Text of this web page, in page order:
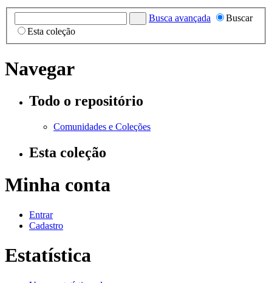
Busca avançada
Buscar
Esta coleção
Navegar
Todo o repositório
Comunidades e Coleções
Esta coleção
Minha conta
Entrar
Cadastro
Estatística